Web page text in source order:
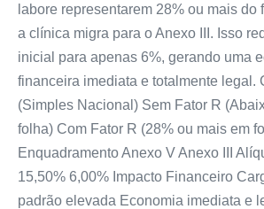
labore representarem 28% ou mais do
a clínica migra para o Anexo III. Isso
inicial para apenas 6%, gerando uma
financeira imediata e totalmente legal.
(Simples Nacional) Sem Fator R
folha) Com Fator R (28% ou mais em
Enquadramento Anexo V Anexo III
15,50% 6,00% Impacto Financeiro
padrão elevada Economia imediata e